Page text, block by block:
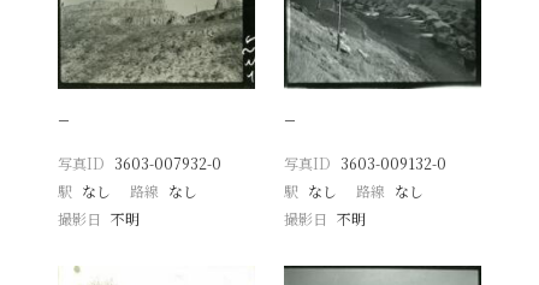
−
写真ID 3603-007932-0
駅 なし 路線 なし
撮影日
不明
−
写真ID 3603-009132-0
駅 なし 路線 なし
撮影日 不明